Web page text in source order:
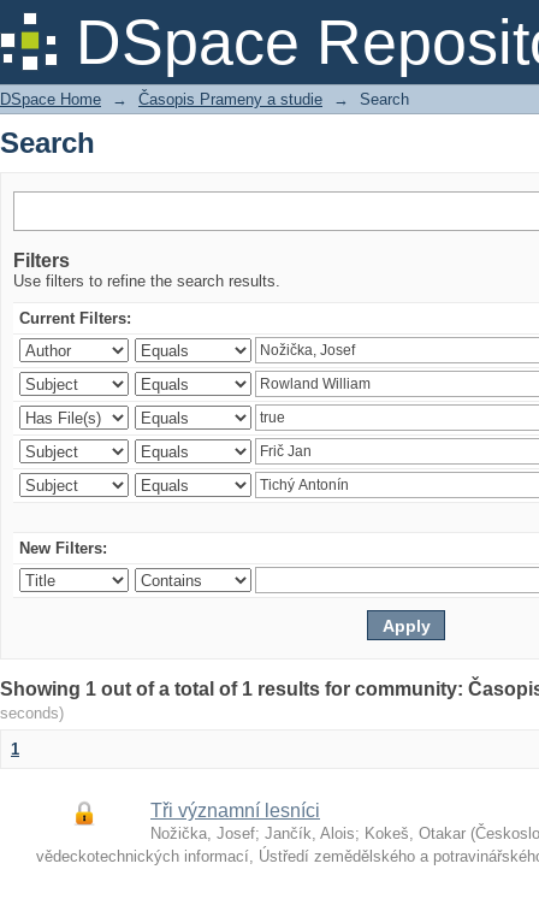
DSpace
Search
DSpace Home → Časopis Prameny a studie → Search
Search
Filters
Use filters to refine the search results.
Current Filters:
New Filters:
Showing 1 out of a total of 1 results for community:
seconds)
1
Tři významní lesníci
Nožička, Josef; Jančík, Alois; Kokeš, Otakar (
vědeckotechnických informací, Ústředí zemědělského a